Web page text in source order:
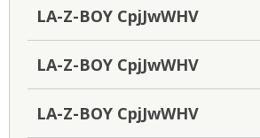
LA-Z-BOY CpjJwWHV
LA-Z-BOY CpjJwWHV
LA-Z-BOY CpjJwWHV